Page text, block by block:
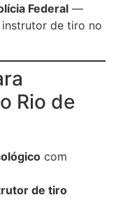
Federal —
de tiro no
Rio de
com
de tiro